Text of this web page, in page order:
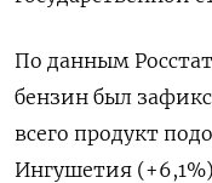
По данным
бензин был
всего продукт
Ингушетия